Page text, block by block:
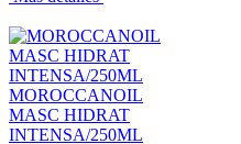
MOROCCANOIL
MASC HIDRAT
INTENSA/250ML